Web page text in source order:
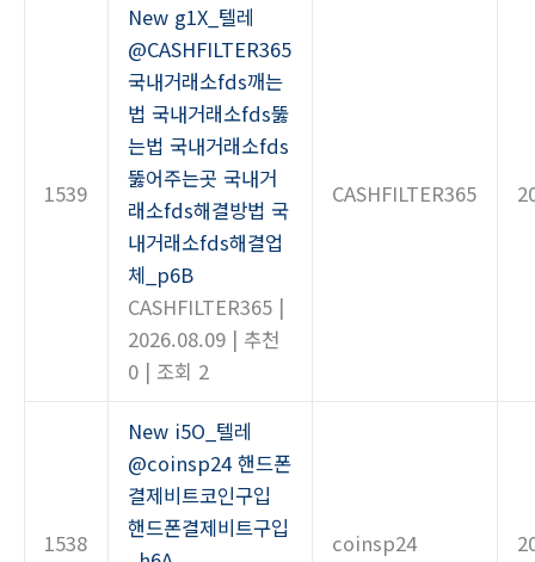
1539
New g1X_텔레
@CASHFILTER365
국내거래소fds깨는
법 국내거래소fds뚫
는법 국내거래소fds
뚫어주는곳 국내거
래소fds해결방법 국
내거래소fds해결업
체_p6B
CASHFILTER365 |
2026.08.09 | 추천
0 | 조회 2
CASHFILTER365
1538
New i5O_텔레
@coinsp24 핸드폰
결제비트코인구입
핸드폰결제비트구입
coinsp24